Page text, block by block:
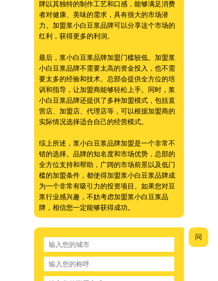
牌以其独特的制作工艺和口感，能够满足消费
者对健康、美味的需求，具有很大的市场潜
力。加盟浆小白豆浆品牌可以分享这个市场的
红利，获得更多的利润。
最后，浆小白豆浆品牌加盟门槛较低。加盟浆
小白豆浆品牌不需要太高的资金投入，也不需
要太多的经验和技术。总部会提供全方位的培
训和指导，让加盟商能够轻松上手。同时，浆
小白豆浆品牌还提供了多种加盟模式，包括直
营店、加盟店、代理店等，可以根据加盟商的
实际情况选择适合自己的经营模式。
综上所述，浆小白豆浆品牌加盟是一个非常不
错的选择。品牌的知名度和市场优势，总部的
全方位支持和帮助，广阔的市场前景以及低门
槛的加盟条件，都使得加盟浆小白豆浆品牌成
为一个非常有吸引力的投资项目。如果您对豆
浆行业感兴趣，不妨考虑加盟浆小白豆浆品
牌，相信您一定能够获得成功。
问